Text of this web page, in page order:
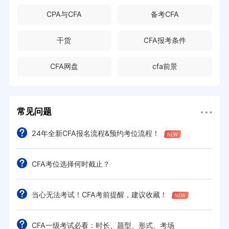
CPA与CFA 备考CFA
干货 CFA报考条件
CFA网盘 cfa前景
常见问题
24年全新CFA报名流程&预约考位流程！
CFA考位选择何时截止？
当心无法考试！CFA考前提醒，建议收藏！
CFA一级考试必看：时长、题型、形式、考场